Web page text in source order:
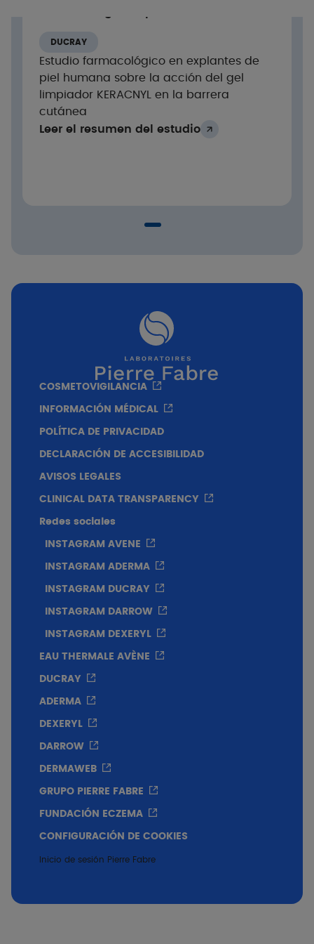
Tolerancia cutánea evaluada por los
Resultados
Buena tolerancia en asociación con los
tratamientos contra el acné tópicos y orales
DUCRAY
Estudio farmacológico en explantes de
piel humana sobre la acción del gel
limpiador KERACNYL en la barrera
cutánea
Leer el resumen del estudio
COSMETOVIGILANCIA
INFORMACIÓN MÉDICAL
POLÍTICA DE PRIVACIDAD
DECLARACIÓN DE ACCESIBILIDAD
AVISOS LEGALES
CLINICAL DATA TRANSPARENCY
Redes sociales
INSTAGRAM AVENE
INSTAGRAM ADERMA
INSTAGRAM DUCRAY
INSTAGRAM DARROW
INSTAGRAM DEXERYL
EAU THERMALE AVÈNE
DUCRAY
ADERMA
DEXERYL
DARROW
DERMAWEB
GRUPO PIERRE FABRE
FUNDACIÓN ECZEMA
CONFIGURACIÓN DE COOKIES
Inicio de sesión Pierre Fabre